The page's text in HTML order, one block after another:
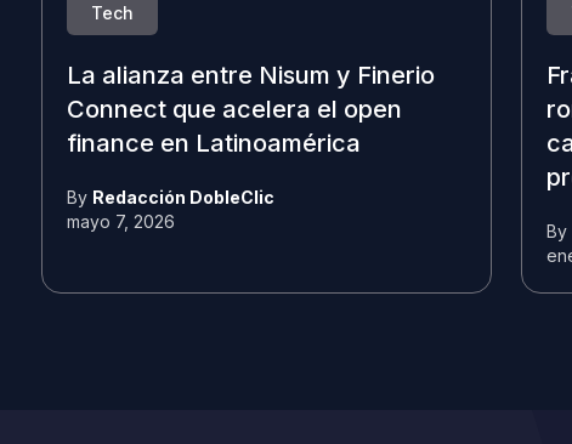
Tech
La alianza entre Nisum y Finerio
Connect que acelera el open
finance en Latinoamérica
By Redacción DobleClic
mayo 7, 2026
By